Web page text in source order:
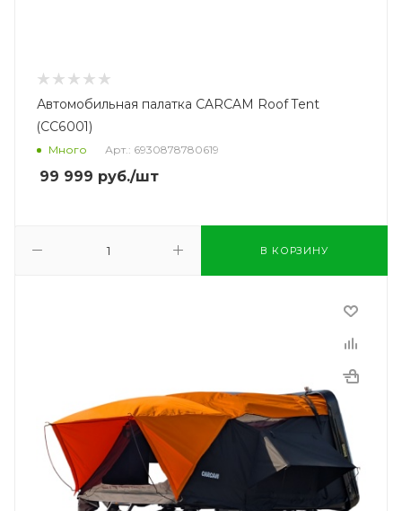
Автомобильная палатка CARCAM Roof Tent
(CC6001)
Много Арт.: 6930878780619
99 999 руб./шт
В КОРЗИНУ